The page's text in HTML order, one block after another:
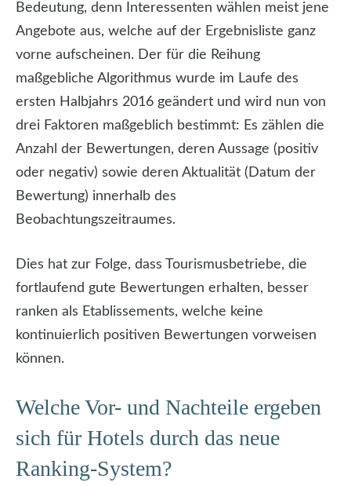
Bedeutung, denn Interessenten wählen meist jene
Angebote aus, welche auf der Ergebnisliste ganz
vorne aufscheinen. Der für die Reihung
maßgebliche Algorithmus wurde im Laufe des
ersten Halbjahrs 2016 geändert und wird nun von
drei Faktoren maßgeblich bestimmt: Es zählen die
Anzahl der Bewertungen, deren Aussage (positiv
oder negativ) sowie deren Aktualität (Datum der
Bewertung) innerhalb des
Beobachtungszeitraumes.
Dies hat zur Folge, dass Tourismusbetriebe, die
fortlaufend gute Bewertungen erhalten, besser
ranken als Etablissements, welche keine
kontinuierlich positiven Bewertungen vorweisen
können.
Welche Vor- und Nachteile ergeben
sich für Hotels durch das neue
Ranking-System?